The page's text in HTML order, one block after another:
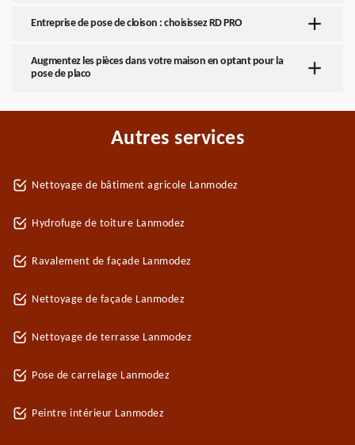
Entreprise de pose de cloison : choisissez RD PRO
Augmentez les pièces dans votre maison en optant pour la
pose de placo
Autres services
Nettoyage de bâtiment agricole Lanmodez
Hydrofuge de toiture Lanmodez
Ravalement de façade Lanmodez
Nettoyage de façade Lanmodez
Nettoyage de terrasse Lanmodez
Pose de carrelage Lanmodez
Peintre intérieur Lanmodez